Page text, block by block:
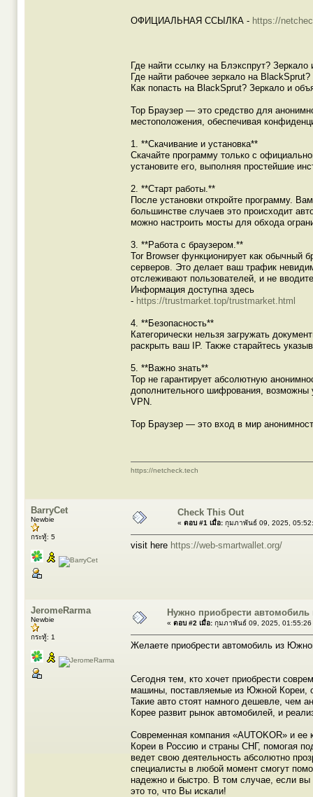
ОФИЦИАЛЬНАЯ ССЫЛКА - https://
Где найти ссылку на Блэкспрут? Зеркало
Где найти рабочее зеркало на
Как попасть на BlackSprut? Зеркало и
Тор Браузер — это средство для
местоположения, обеспечивая
1. **Скачивание и установка**
Скачайте программу только с
установите его, выполняя простейшие
2. **Старт работы.**
После установки откройте программу.
большинстве случаев это происходит
можно настроить мосты для обхода
3. **Работа с браузером.**
Tor Browser функционирует как обычный
серверов. Это делает ваш трафик
отслеживают пользователей, и не
Информация доступна здесь
- https://trustmarket.top/trustmarket.html
4. **Безопасность**
Категорически нельзя загружать
раскрыть ваш IP. Также старайтесь
5. **Важно знать**
Тор не гарантирует абсолютную
дополнительного шифрования, возможны
VPN.
Тор Браузер — это вход в мир
https://netcheck.tech
BarryCet
Newbie
กระทู้: 5
Check This Out
« ตอบ #1 เมื่อ: กุมภาพันธ์ 09, 2025,
visit here https://web-smartwallet.org/
JeromeRarma
Newbie
กระทู้: 1
Нужно приобрести
« ตอบ #2 เมื่อ: กุมภาพันธ์ 09, 2025, 01:55:26
Желаете приобрести автомобиль из
Сегодня тем, кто хочет приобрести
машины, поставляемые из Южной Кореи,
Такие авто стоят намного дешевле, чем
Корее развит рынок автомобилей, и
Современная компания «AUTOKOR» и
Кореи в Россию и страны СНГ, помогая
ведет свою деятельность абсолютно
специалисты в любой момент смогут
надежно и быстро. В том случае, если вы
это то, что Вы искали!